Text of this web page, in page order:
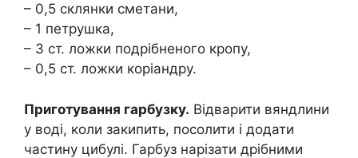
– 0,5 склянки сметани,
– 1 петрушка,
– 3 ст. ложки подрібненого кропу,
– 0,5 ст. ложки коріандру.
Приготування гарбузку. Відварити вяндлини
у воді, коли закипить, посолити і додати
частину цибулі. Гарбуз нарізати дрібними